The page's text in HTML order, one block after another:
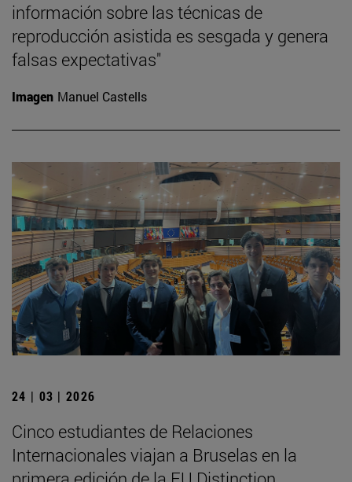
información sobre las técnicas de
reproducción asistida es sesgada y genera
falsas expectativas"
Imagen Manuel Castells
24 | 03 | 2026
Cinco estudiantes de Relaciones
Internacionales viajan a Bruselas en la